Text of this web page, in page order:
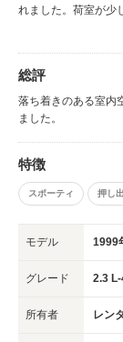
れました。荷室が少
総評
落ち着きのある室内
ました。
特徴
スポーティ 押し
モデル 1999
グレード 2.3
所有者 レン